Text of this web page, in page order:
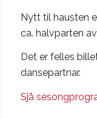
Nytt til hausten
ca. halvparten
Det er felles
dansepartnar.
Sjå